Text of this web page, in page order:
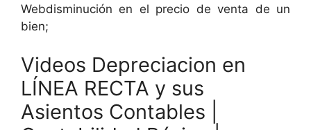
Webdisminución en el precio de venta de un
bien;
Videos Depreciacion en
LÍNEA RECTA y sus
Asientos Contables |